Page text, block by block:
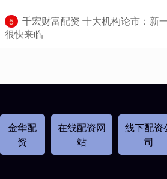
5
千宏财富配资 十大机构论市：新
很快来临
金华配
资
在线配资网
站
线下配资
司